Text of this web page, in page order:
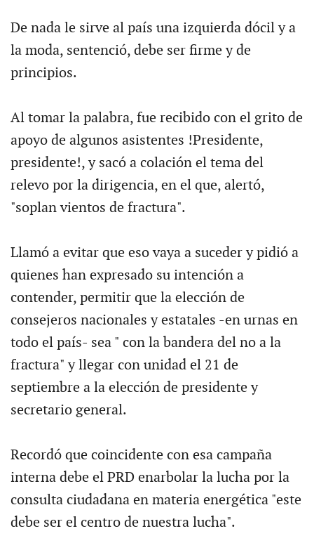
De nada le sirve al país una izquierda dócil y a
la moda, sentenció, debe ser firme y de
principios.
Al tomar la palabra, fue recibido con el grito de
apoyo de algunos asistentes !Presidente,
presidente!, y sacó a colación el tema del
relevo por la dirigencia, en el que, alertó,
"soplan vientos de fractura".
Llamó a evitar que eso vaya a suceder y pidió a
quienes han expresado su intención a
contender, permitir que la elección de
consejeros nacionales y estatales -en urnas en
todo el país- sea " con la bandera del no a la
fractura" y llegar con unidad el 21 de
septiembre a la elección de presidente y
secretario general.
Recordó que coincidente con esa campaña
interna debe el PRD enarbolar la lucha por la
consulta ciudadana en materia energética "este
debe ser el centro de nuestra lucha".